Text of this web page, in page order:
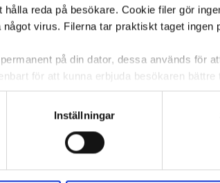
hålla reda på besökare. Cookie filer gör
något virus. Filerna tar praktiskt taget
på din dator, dessa används för
för att kunna erbjuda besökaren
för detta. Informationen som sparas
alltså helt anonymt.
som vanligtvis används är session
Inställningar
FineVL
ca 1-2 dagar
Universalpenna LUMOCOLOR
14,96 kr/st
ca